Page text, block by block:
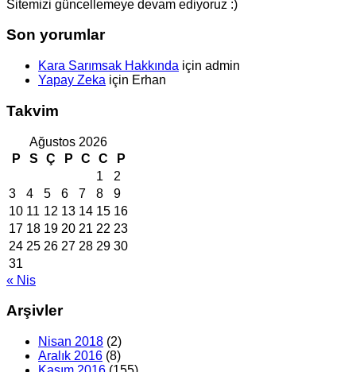
Sitemizi güncellemeye devam ediyoruz :)
Son yorumlar
Kara Sarımsak Hakkında için admin
Yapay Zeka için Erhan
Takvim
Ağustos 2026
P
S Ç P C C
P
1
2
3
4 5 6 7 8
9
10 11 12 13 14 15 16
17 18 19 20 21 22 23
24 25 26 27 28 29 30
31
« Nis
Arşivler
Nisan 2018 (2)
Aralık 2016 (8)